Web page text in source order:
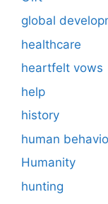
global
healthcare
heartfelt vows
help
history
human
Humanity
hunting